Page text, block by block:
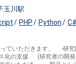
玉川駅
PHP Python C#
ていただきます。 -研究
化の支援 (研究者の開発